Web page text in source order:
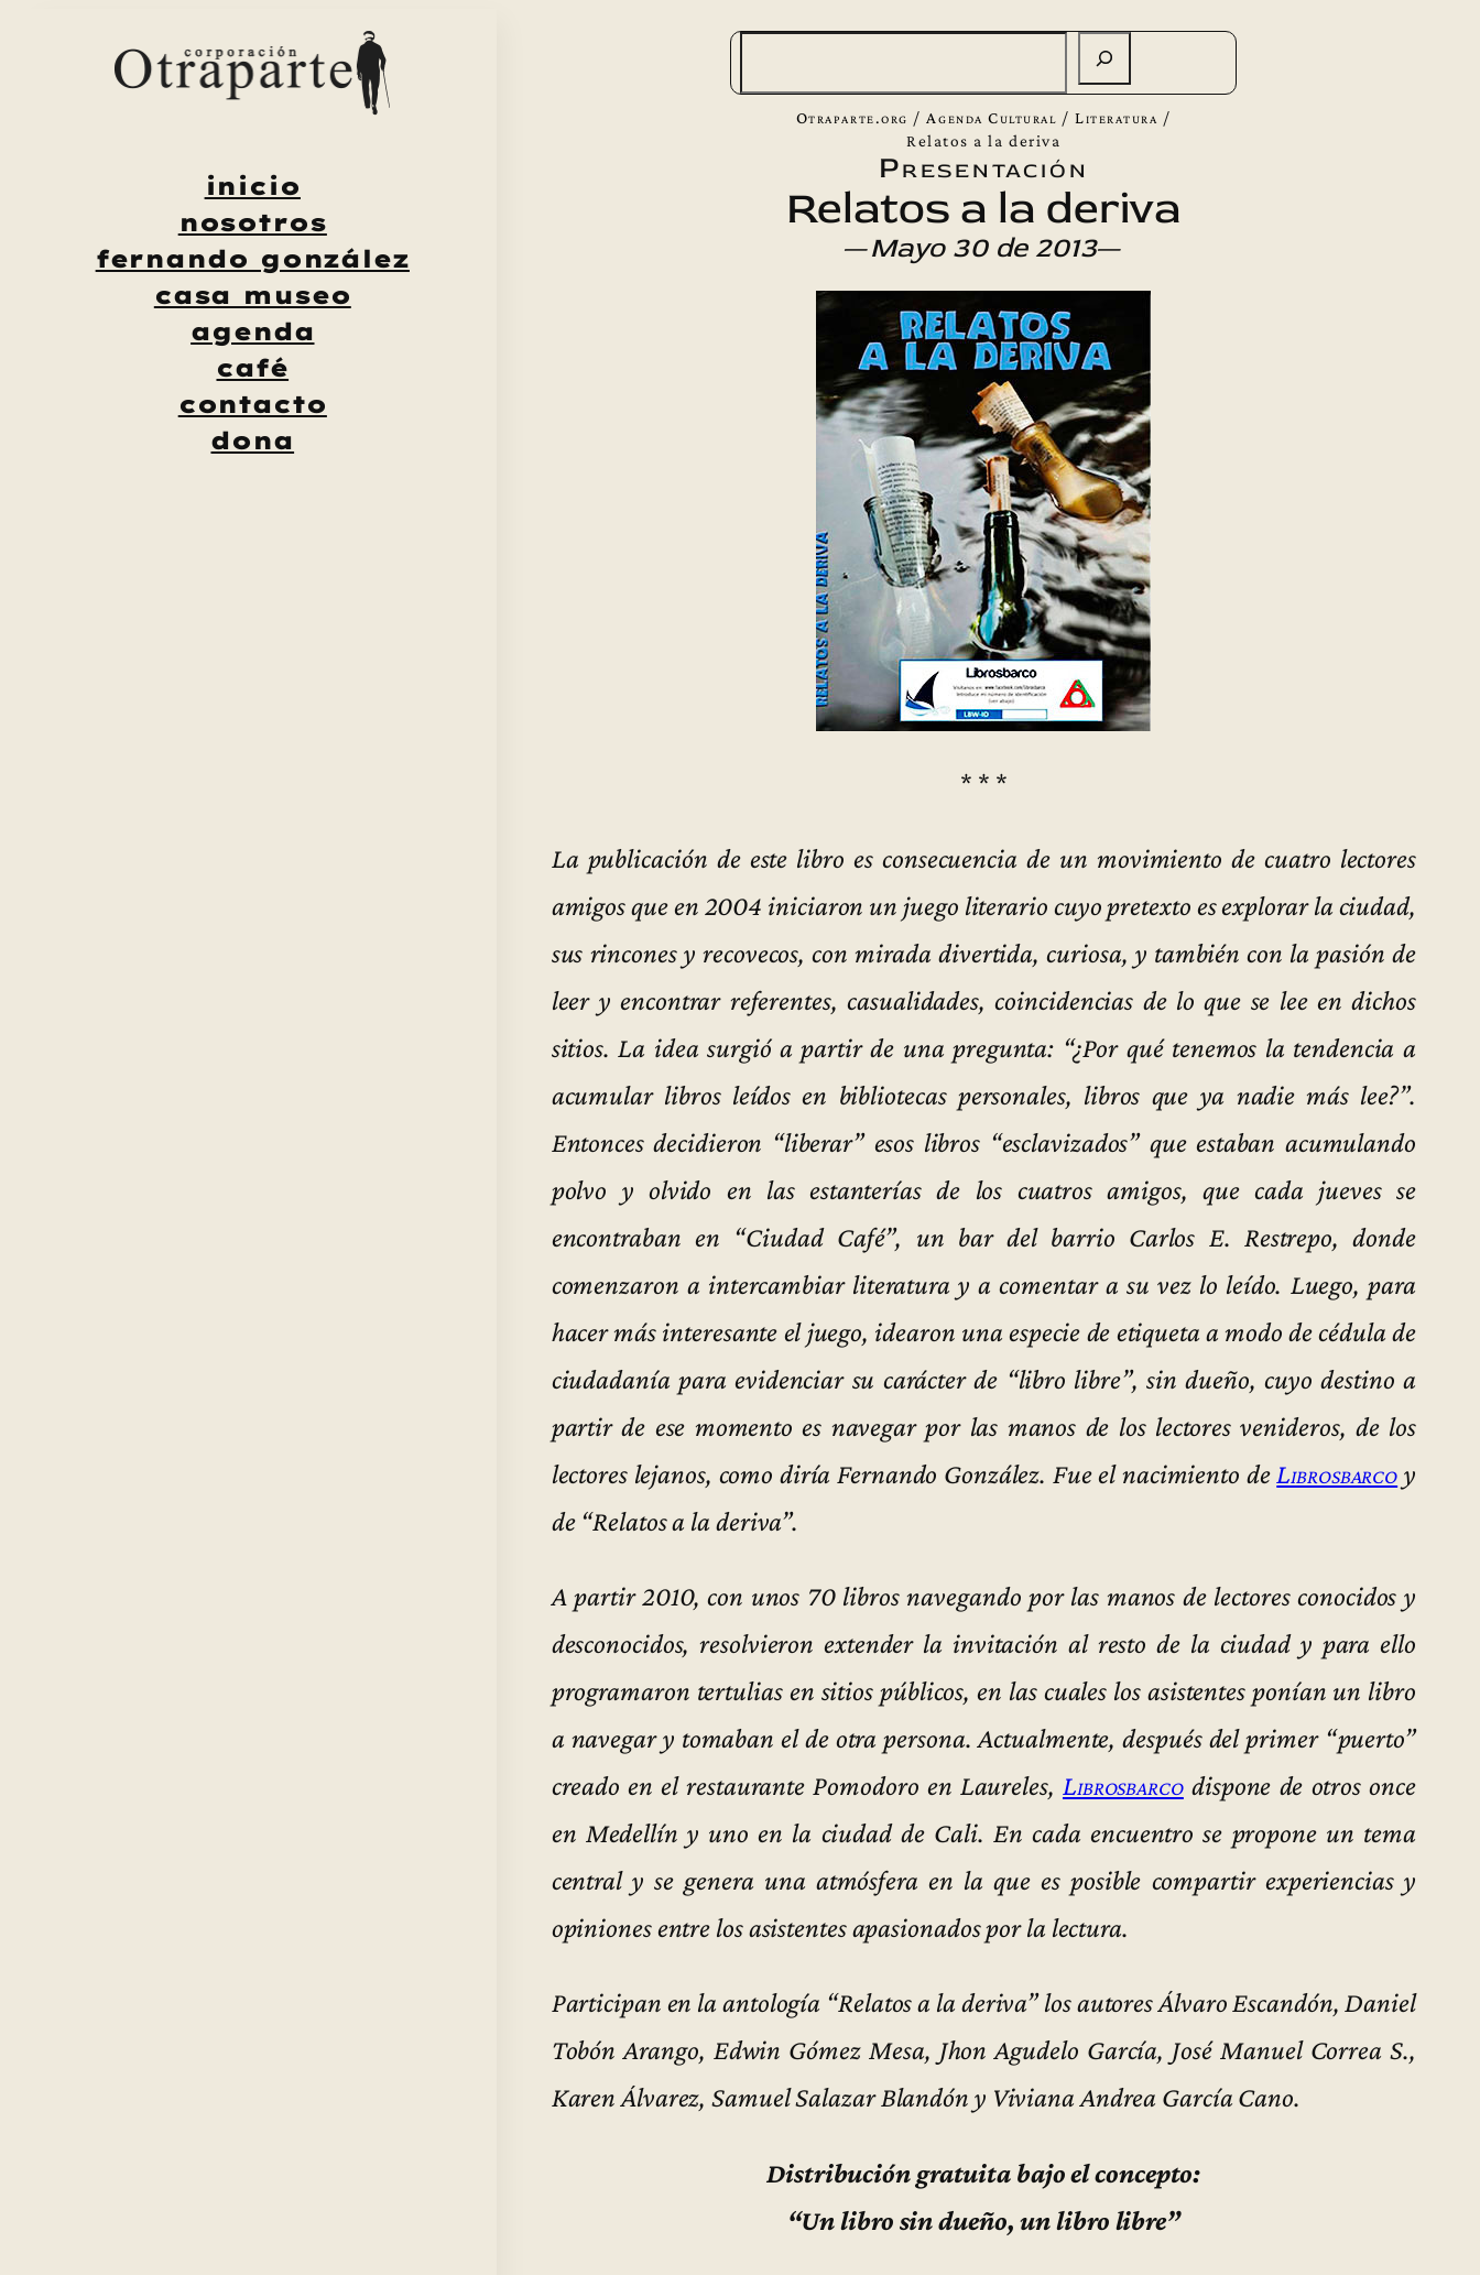
inicio
nosotros
fernando gonzález
casa museo
agenda
café
contacto
dona
Otraparte.org / Agenda Cultural /Literatura /
Relatos a la deriva
Presentación
Relatos a la deriva
—Mayo 30 de 2013—
* * *
La publicación de este libro es consecuencia de un movimiento de cuatro lectores
amigos que en 2004 iniciaron un juego literario cuyo pretexto es explorar la ciudad,
sus rincones y recovecos, con mirada divertida, curiosa, y también con la pasión de
leer y encontrar referentes, casualidades, coincidencias de lo que se lee en dichos
sitios. La idea surgió a partir de una pregunta: “¿Por qué tenemos la tendencia a
acumular libros leídos en bibliotecas personales, libros que ya nadie más lee?”.
Entonces decidieron “liberar” esos libros “esclavizados” que estaban acumulando
polvo y olvido en las estanterías de los cuatros amigos, que cada jueves se
encontraban en “Ciudad Café”, un bar del barrio Carlos E. Restrepo, donde
comenzaron a intercambiar literatura y a comentar a su vez lo leído. Luego, para
hacer más interesante el juego, idearon una especie de etiqueta a modo de cédula de
ciudadanía para evidenciar su carácter de “libro libre”, sin dueño, cuyo destino a
partir de ese momento es navegar por las manos de los lectores venideros, de los
lectores lejanos, como diría Fernando González. Fue el nacimiento de Librosbarco y
de “Relatos a la deriva”.
A partir 2010, con unos 70 libros navegando por las manos de lectores conocidos y
desconocidos, resolvieron extender la invitación al resto de la ciudad y para ello
programaron tertulias en sitios públicos, en las cuales los asistentes ponían un libro
a navegar y tomaban el de otra persona. Actualmente, después del primer “puerto”
creado en el restaurante Pomodoro en Laureles, Librosbarcodispone de otros once
en Medellín y uno en la ciudad de Cali. En cada encuentro se propone un tema
central y se genera una atmósfera en la que es posible compartir experiencias y
opiniones entre los asistentes apasionados por la lectura.
Participan en la antología “Relatos a la deriva” los autores Álvaro Escandón, Daniel
Tobón Arango, Edwin Gómez Mesa, Jhon Agudelo García, José Manuel Correa S.,
Karen Álvarez, Samuel Salazar Blandón y Viviana Andrea García Cano.
Distribución gratuita bajo el concepto:
“Un libro sin dueño, un libro libre”